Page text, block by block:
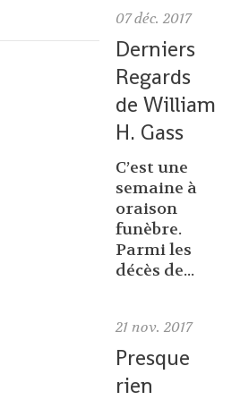
07 déc. 2017
Derniers
Regards
de William
H. Gass
C’est une
semaine à
oraison
funèbre.
Parmi les
décès de...
21 nov. 2017
Presque
rien